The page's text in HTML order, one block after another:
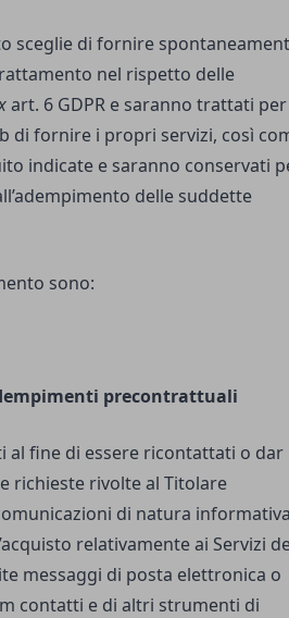
sceglie di fornire
nel rispetto delle
art. 6 GDPR e saranno trattati per
di fornire i propri servizi, così
indicate e saranno conservati
delle suddette
sono:
precontrattuali
al fine di essere ricontattati o dar
richieste rivolte al Titolare
di natura
relativamente ai Servizi
messaggi di posta elettronica o
contatti e di altri strumenti di